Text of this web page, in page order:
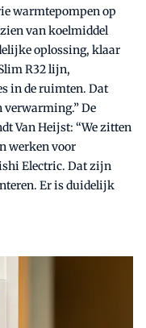
warmtepompen op
van koelmiddel
oplossing, klaar
R32 lijn,
in de ruimten. Dat
De
Van Heijst: “We zitten
werken voor
Electric. Dat zijn
Er is duidelijk